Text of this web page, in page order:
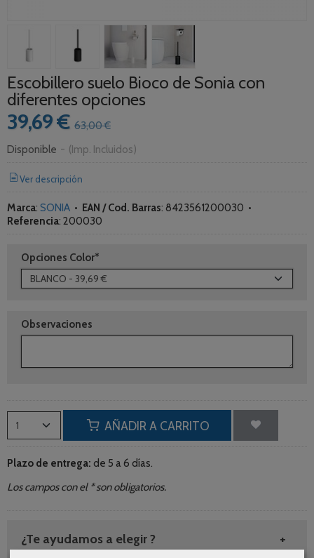
Escobillero suelo Bioco de Sonia con
diferentes opciones
39,69 € 63,00 €
Disponible - (Imp. Incluidos)
Ver descripción
Marca: SONIA • EAN / Cod. Barras: 8423561200030 •
Referencia: 200030
Opciones Color*
Observaciones
AÑADIR A CARRITO
Plazo de entrega: de 5 a 6 días.
Los campos con el * son obligatorios.
¿Te ayudamos a elegir ?